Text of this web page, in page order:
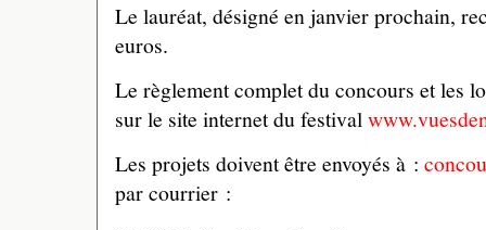
Le lauréat, désigné en janvier prochain,
euros.
Le règlement complet du concours et les
sur le site internet du festival
Les projets doivent être envoyés à :
par courrier :